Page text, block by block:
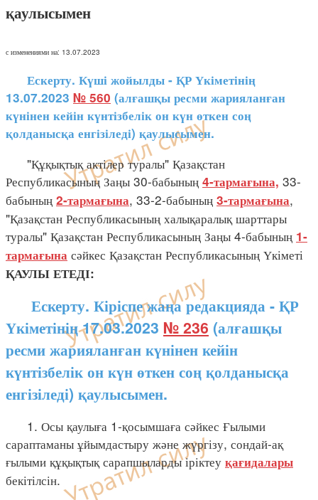
қаулысымен
с изменениями на: 13.07.2023
Ескерту. Күші жойылды - ҚР Үкіметінің
13.07.2023 № 560 (алғашқы ресми жарияланған
күнінен кейін күнтізбелік он күн өткен соң
қолданысқа енгізіледі) қаулысымен.
"Құқықтық актілер туралы" Қазақстан
Республикасының Заңы 30-бабының 4-тармағына, 33-
бабының 2-тармағына, 33-2-бабының 3-тармағына,
"Қазақстан Республикасының халықаралық шарттары
туралы" Қазақстан Республикасының Заңы 4-бабының 1-
тармағына сәйкес Қазақстан Республикасының Үкіметі
ҚАУЛЫ ЕТЕДІ:
Ескерту. Кіріспе жаңа редакцияда - ҚР
Үкіметінің 17.03.2023 № 236 (алғашқы
ресми жарияланған күнінен кейін
күнтізбелік он күн өткен соң қолданысқа
енгізіледі) қаулысымен.
1. Осы қаулыға 1-қосымшаға сәйкес Ғылыми
сараптаманы ұйымдастыру және жүргізу, сондай-ақ
ғылыми құқықтық сарапшыларды іріктеу қағидалары
бекітілсін.